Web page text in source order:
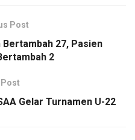
Post
27, Pasien
2
Gelar Turnamen U-22